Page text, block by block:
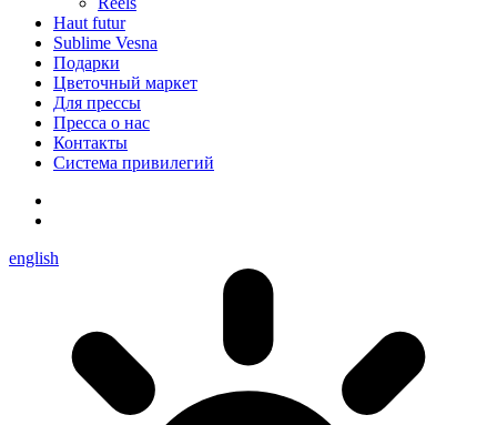
Haut futur
Sublime Vesna
Подарки
Цветочный маркет
Для прессы
Пресса о нас
Контакты
Система привилегий
english